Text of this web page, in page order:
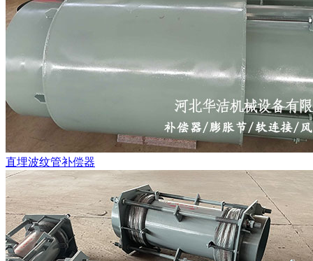
直埋波纹管补偿器